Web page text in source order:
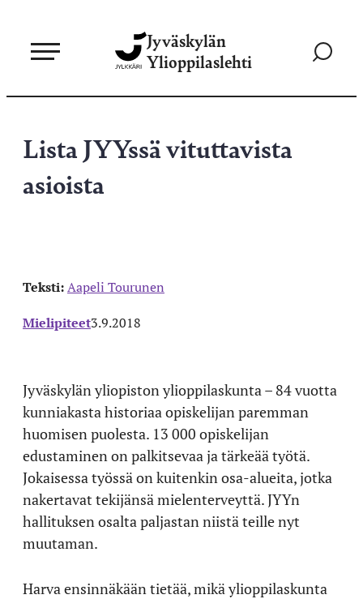
sisältöön
Jyväskylän
Ylioppilaslehti
Siirry
Lista JYYssä vituttavista
asioista
Teksti:Aapeli Tourunen
Mielipiteet3.9.2018
Jyväskylän yliopiston ylioppilaskunta – 84 vuotta
kunniakasta historiaa opiskelijan paremman
huomisen puolesta. 13 000 opiskelijan
edustaminen on palkitsevaa ja tärkeää työtä.
Jokaisessa työssä on kuitenkin osa-alueita, jotka
nakertavat tekijänsä mielenterveyttä. JYYn
hallituksen osalta paljastan niistä teille nyt
muutaman.
Harva ensinnäkään tietää, mikä ylioppilaskunta